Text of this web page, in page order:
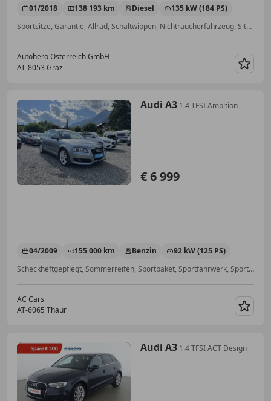
01/2018 138 193 km Diesel
135 kW (184 PS)
Sportsitze, Garantie, Allrad, Schaltwippen, Nichtraucherfahrzeug, Sitzheizung, Getönte Scheiben, Bluetooth
Autohero Österreich GmbH
AT-8053 Graz
Audi A3 1.4 TFSI Ambition
€ 6 999
04/2009 155 000 km Benzin
92 kW (125 PS)
Scheckheftgepflegt, Sommerreifen, Sportpaket, Sportfahrwerk, Sportsitze, Scheinwerferreinigung, Bordcomputer, Bluetooth
AC Cars
AT-6065 Thaur
Audi A3 1.4 TFSI ACT Design